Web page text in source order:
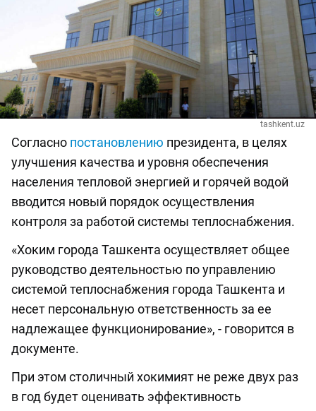
tashkent.uz
Согласно постановлению президента, в целях
улучшения качества и уровня обеспечения
населения тепловой энергией и горячей водой
вводится новый порядок осуществления
контроля за работой системы теплоснабжения.
«Хоким города Ташкента осуществляет общее
руководство деятельностью по управлению
системой теплоснабжения города Ташкента и
несет персональную ответственность за ее
надлежащее функционирование», - говорится в
документе.
При этом столичный хокимият не реже двух раз
в год будет оценивать эффективность